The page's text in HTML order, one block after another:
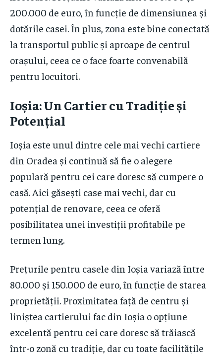
200.000 de euro, în funcție de dimensiunea și
dotările casei. În plus, zona este bine conectată
la transportul public și aproape de centrul
orașului, ceea ce o face foarte convenabilă
pentru locuitori.
Ioșia: Un Cartier cu Tradiție și
Potențial
Ioșia este unul dintre cele mai vechi cartiere
din Oradea și continuă să fie o alegere
populară pentru cei care doresc să cumpere o
casă. Aici găsești case mai vechi, dar cu
potențial de renovare, ceea ce oferă
posibilitatea unei investiții profitabile pe
termen lung.
Prețurile pentru casele din Ioșia variază între
80.000 și 150.000 de euro, în funcție de starea
proprietății. Proximitatea față de centru și
liniștea cartierului fac din Ioșia o opțiune
excelentă pentru cei care doresc să trăiască
într-o zonă cu tradiție, dar cu toate facilitățile